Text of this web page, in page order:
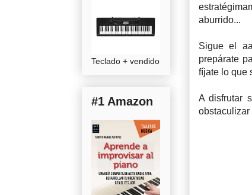
aburrido...
Sigue el
prepárate
fíjate lo que
A disfrutar
obstaculizar
Teclado + vendido
#1 Amazon